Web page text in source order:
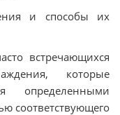
и способы их
встречающихся
которые
определенными
соответствующего